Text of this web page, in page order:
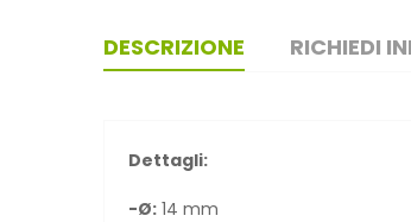
DESCRIZIONE RICHIEDI
Dettagli:
-Ø: 14 mm